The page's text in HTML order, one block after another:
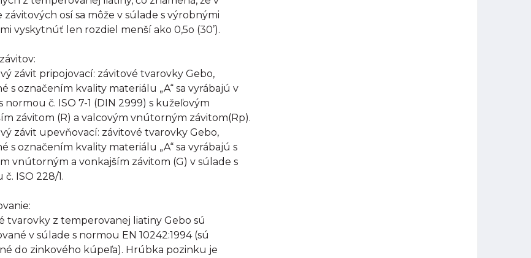
závitových osí sa môže v súlade s výrobnými
vyskytnúť len rozdiel menší ako 0,5o (30’).
závit pripojovací: závitové tvarovky Gebo,
s označením kvality materiálu „A“ sa vyrábajú v
normou č. ISO 7-1 (DIN 2999) s kužeľovým
závitom (R) a valcovým vnútorným závitom(Rp).
závit upevňovací: závitové tvarovky Gebo,
s označením kvality materiálu „A“ sa vyrábajú s
vnútorným a vonkajším závitom (G) v súlade s
ISO 228/1.
tvarovky z temperovanej liatiny Gebo sú
v súlade s normou EN 10242:1994 (sú
do zinkového kúpeľa). Hrúbka pozinku je